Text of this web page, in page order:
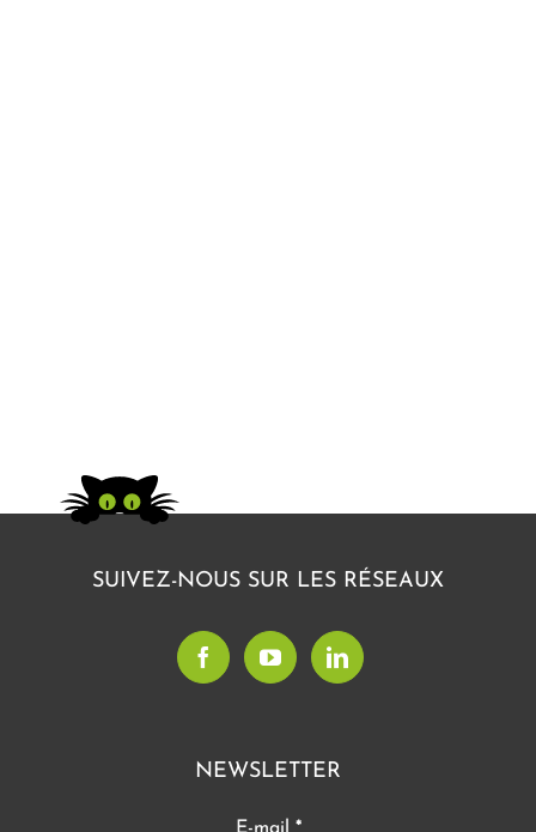
SUIVEZ-NOUS SUR LES RÉSEAUX
NEWSLETTER